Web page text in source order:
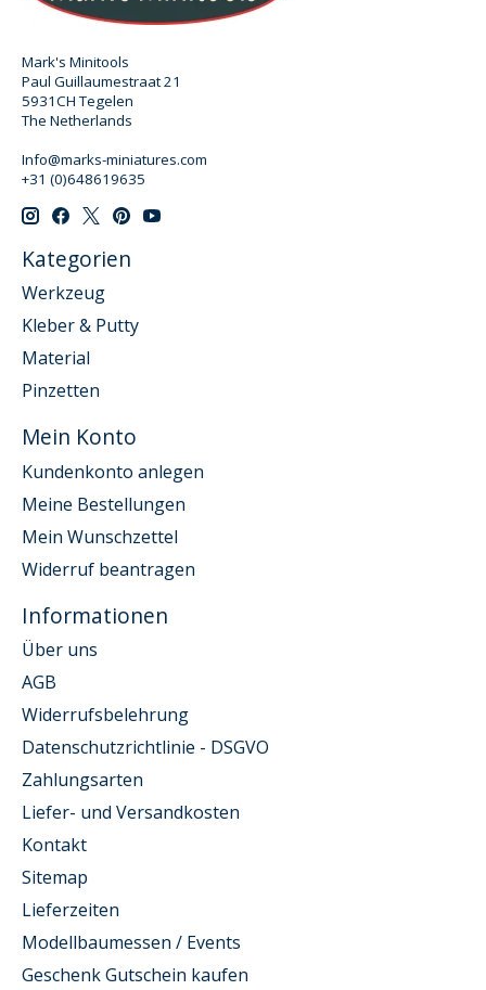
Mark's Minitools
Paul Guillaumestraat 21
5931CH Tegelen
The Netherlands
Info@marks-miniatures.com
+31 (0)648619635
Kategorien
Werkzeug
Kleber & Putty
Material
Pinzetten
Mein Konto
Kundenkonto anlegen
Meine Bestellungen
Mein Wunschzettel
Widerruf beantragen
Informationen
Über uns
AGB
Widerrufsbelehrung
Datenschutzrichtlinie - DSGVO
Zahlungsarten
Liefer- und Versandkosten
Kontakt
Sitemap
Lieferzeiten
Modellbaumessen / Events
Geschenk Gutschein kaufen